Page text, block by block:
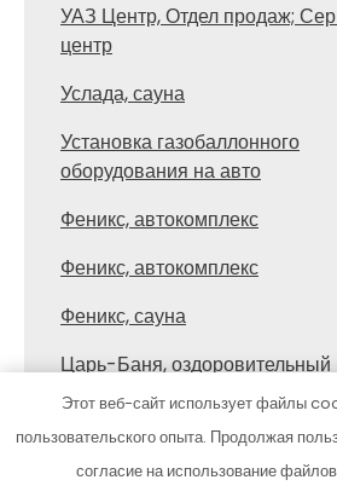
УАЗ Центр, Отдел продаж;
центр
Услада, сауна
Установка газобаллонного
оборудования на авто
Феникс, автокомплекс
Феникс, автокомплекс
Феникс, сауна
Царь-Баня, оздоровительный
Центр автомоечных услуг,
автомоечных услуг
Этот веб-сайт использует файлы
пользовательского опыта. Продолжая
согласие на использование